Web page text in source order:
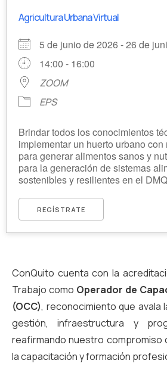
Agricultura Urbana Virtual
5 de junio de 2026 - 26 de
14:00 - 16:00
ZOOM
EPS
Brindar todos los conocimientos
implementar un huerto urbano
para generar alimentos sanos y
para la generación de sistemas
sostenibles y resilientes en el
REGÍSTRATE
ConQuito cuenta con la
Trabajo como Operador de
(OCC), reconocimiento que avala
gestión, infraestructura y
reafirmando nuestro compromiso
la capacitación y formación